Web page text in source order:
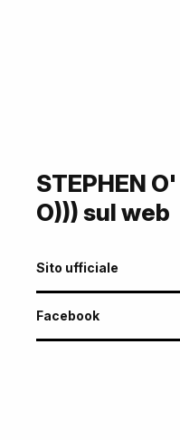
STEPHEN
O))) sul web
Sito ufficiale
Facebook